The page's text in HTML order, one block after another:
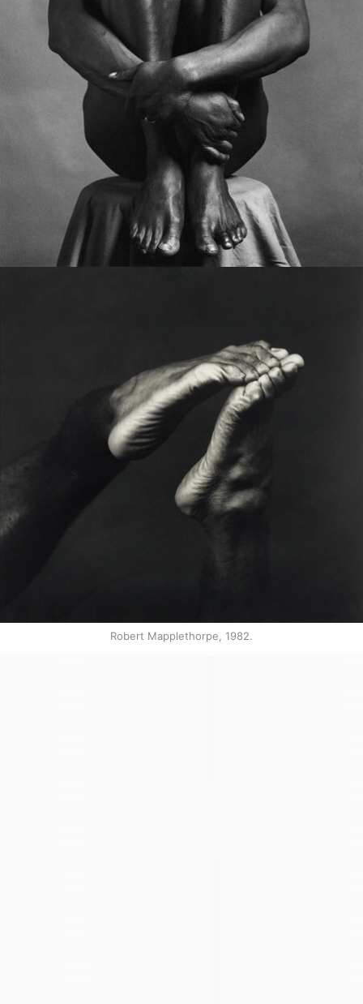
Robert Mapplethorpe, 1982.